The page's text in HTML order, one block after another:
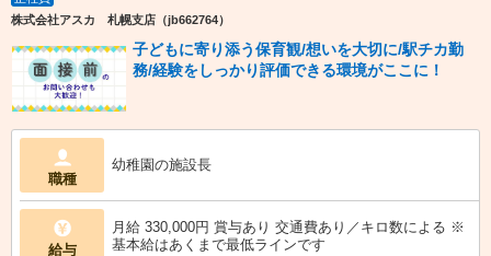
株式会社アスカ 札幌支店（jb662764）
子どもに寄り添う保育観/想いを大切に/駅チカ勤
務/経験をしっかり評価できる環境がここに！
職種
幼稚園の施設長
給与
月給 330,000円 賞与あり 交通費あり／キロ数による ※
基本給はあくまで最低ラインです